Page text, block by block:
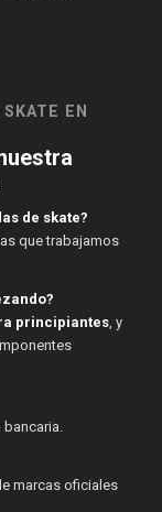
EN
de skate?
que trabajamos
principiantes, y
marcas oficiales